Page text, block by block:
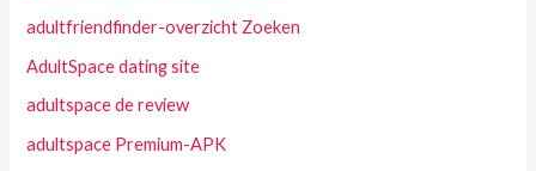
adultfriendfinder-overzicht Zoeken
AdultSpace dating site
adultspace de review
adultspace Premium-APK